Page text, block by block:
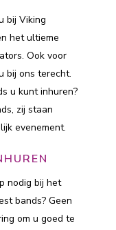
bij Viking
het ultieme
Ook voor
bij ons terecht.
u kunt inhuren?
zij staan
evenement.
nodig bij het
bands? Geen
om u goed te